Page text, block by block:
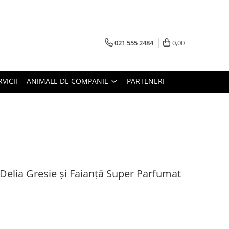
021 555 2484 0,00
ANIMALE DE COMPANIE PARTENERI
Gresie și Faianță Super Parfumat